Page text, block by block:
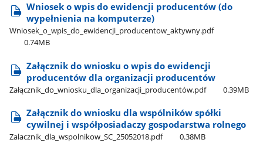
Wniosek o wpis do ewidencji producentów (do
wypełnienia na komputerze)
Wniosek​_o​_wpis​_do​_ewidencji​_producentow​_aktywny.pdf
0.74MB
Załącznik do wniosku o wpis do ewidencji
producentów dla organizacji producentów
Załącznik​_do​_wniosku​_dla​_organizacji​_producentów.pdf 0.39MB
Załącznik do wniosku dla wspólników spółki
cywilnej i współposiadaczy gospodarstwa rolnego
Zalacznik​_dla​_wspolnikow​_SC​_25052018.pdf 0.38MB